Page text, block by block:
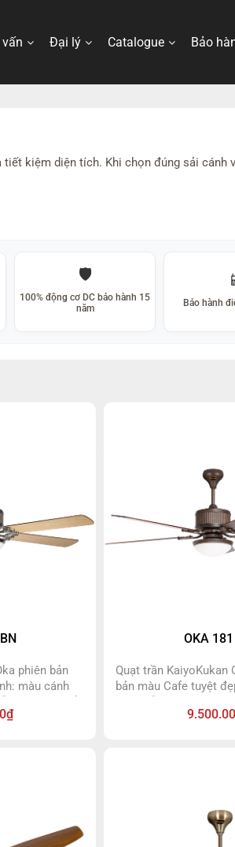
Đại lý Catalogue Bảo
kiệm diện tích. Khi chọn đúng sải cánh
🛡️
100% động cơ DC bảo hành 15
năm
Bảo hành
phiên bản
màu cánh
quạt màu
có đầy đủ
đảo chiều,
6 cấp độ gió.
OKA
Quạt trần KaiyoKukan
bản màu Cafe tuyệt
siêu sáng có thể đổi 3